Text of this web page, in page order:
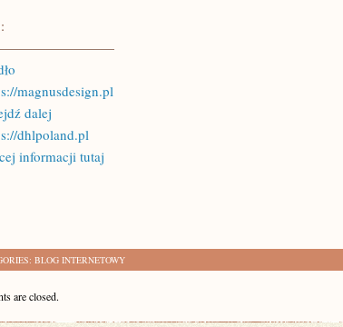
magnusdesign.pl
dalej
dhlpoland.pl
informacji tutaj
BLOG INTERNETOWY
are closed.